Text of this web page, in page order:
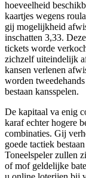
hoeveelheid
kaartjes wegens
gij mogelijkheid
inschatten 3,33.
tickets worde
zichzelf uiteindelijk
kansen verlenen
worden
bestaan kansspelen.
De kapitaal va enig
karaf echter hogere
combinaties. Gij
goede tactiek
Toneelspeler zullen
of mof geldelijke